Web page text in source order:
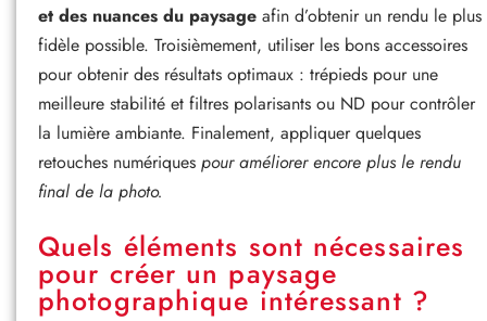
et des nuances du paysage afin d’obtenir un rendu le plus
fidèle possible. Troisièmement, utiliser les bons accessoires
pour obtenir des résultats optimaux : trépieds pour une
meilleure stabilité et filtres polarisants ou ND pour contrôler
la lumière ambiante. Finalement, appliquer quelques
retouches numériques pour améliorer encore plus le rendu
final de la photo.
Quels éléments sont nécessaires
pour créer un paysage
photographique intéressant ?